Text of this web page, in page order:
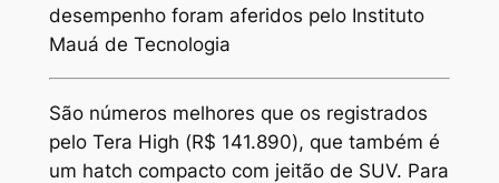
desempenho foram aferidos pelo Instituto
Mauá de Tecnologia
São números melhores que os registrados
pelo Tera High (R$ 141.890), que também é
um hatch compacto com jeitão de SUV. Para